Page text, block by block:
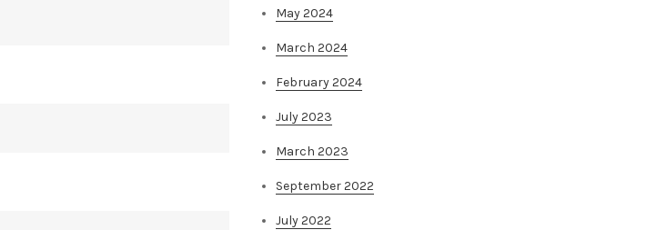
May 2024
March 2024
February 2024
July 2023
March 2023
September 2022
July 2022